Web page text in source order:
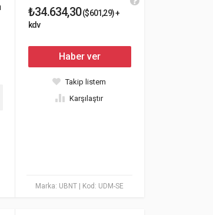
Marka: UBNT | Kod: UDM-SE
₺34.634,30($601,29) +
kdv
Haber ver
Takip listem
Karşılaştır